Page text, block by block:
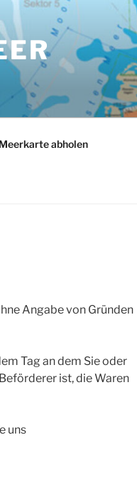
Meerkarte abholen
Angabe von Gründen
Tag an dem Sie oder
ist, die Waren
uns